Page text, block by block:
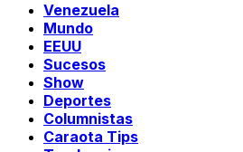
Venezuela
Mundo
EEUU
Sucesos
Show
Deportes
Columnistas
Caraota Tips